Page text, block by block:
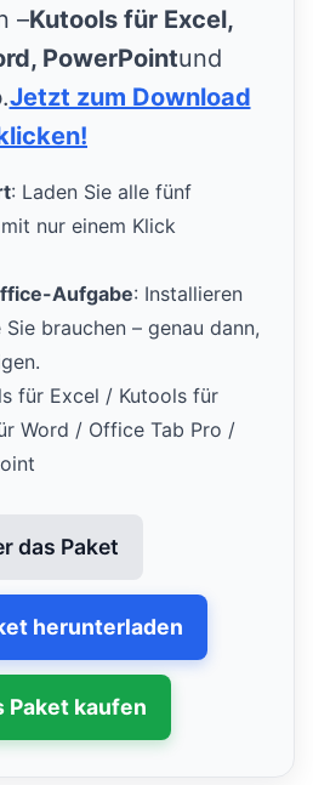
–Kutools für Excel,
PowerPointund
.Jetzt zum Download
: Laden Sie alle fünf
nur einem Klick
Aufgabe: Installieren
brauchen – genau dann,
für Excel / Kutools für
Word / Office Tab Pro /
das Paket
herunterladen
Paket kaufen